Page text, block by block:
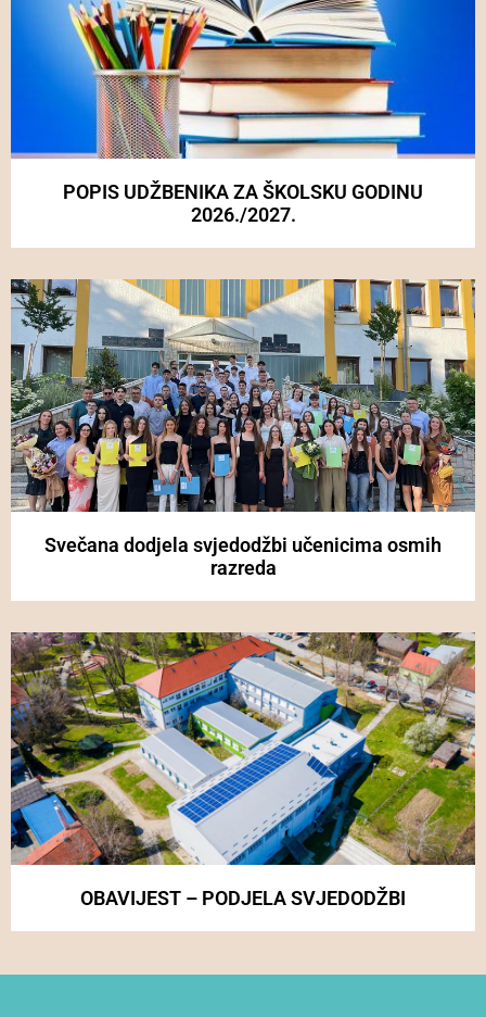
POPIS UDŽBENIKA ZA ŠKOLSKU GODINU
2026./2027.
Svečana dodjela svjedodžbi učenicima osmih
razreda
OBAVIJEST – PODJELA SVJEDODŽBI